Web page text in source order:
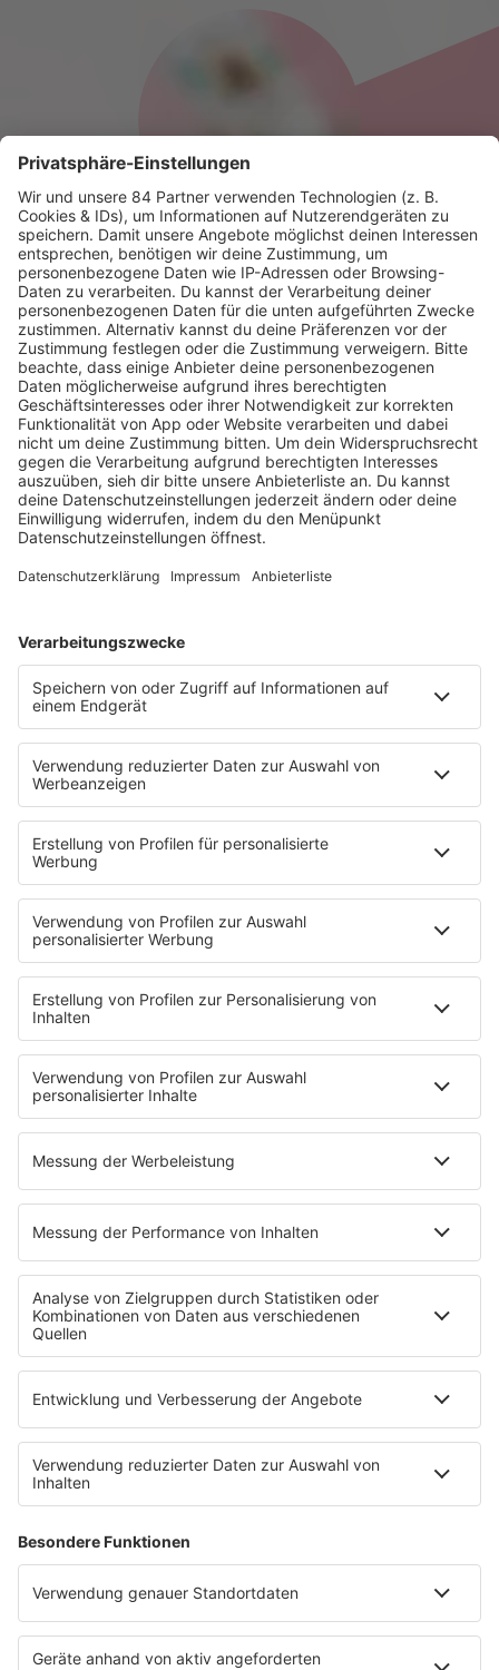
HOME
RADIOS
barba radio
Lagerfeuer
Füße hoch
Schmusekatze
Song Contest
Mädelsabend
Ich hasse Sport
Sonntag Morgen
Strandbar
Putzfimmel
Deutschpop
Deutsche Liebeslieder
PODCASTS
Mit den Waffeln einer Frau
Frühstück bei Barbara
Brave & One
NotAufnahme
"Bewerbung und Karriere"
Aber bitte mit Schlager
Erdbeerkäse
Fitness mit M.A.R.K
Glück in Worten
Todesursache
Niemand muss ein Promi sein
PROGRAMM
Mit den Waffeln einer Frau
SERVICE
Empfang
barba radio App
Impressum
Datenschutz Facebook & Instagram
Datenschutzeinstellungen
Clubbedingungen
Werbung schalten
Waffel-Werbepartner
80s80s.de
90s90s.de
Schlagerplanetradio.com